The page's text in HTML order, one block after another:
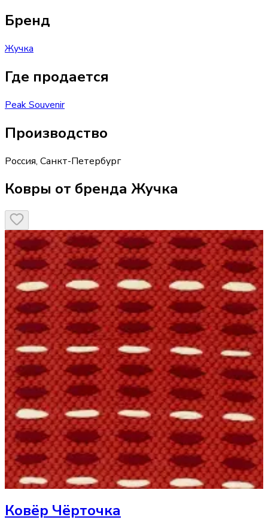
Бренд
Жучка
Где продается
Peak Souvenir
Производство
Россия, Санкт-Петербург
Ковры от бренда Жучка
Ковёр Чёрточка